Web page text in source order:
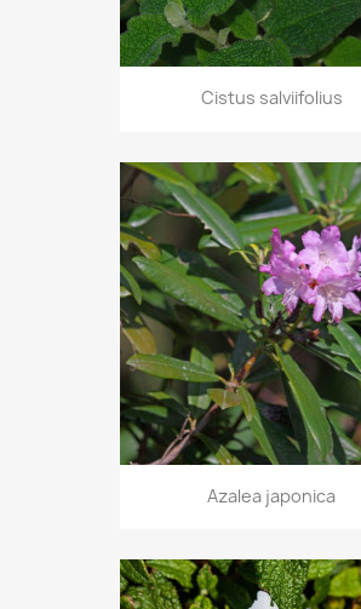
Cistus salviifolius
Azalea japonica